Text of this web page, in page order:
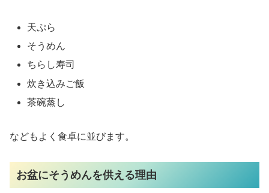
天ぷら
そうめん
ちらし寿司
炊き込みご飯
茶碗蒸し
などもよく食卓に並びます。
お盆にそうめんを供える理由